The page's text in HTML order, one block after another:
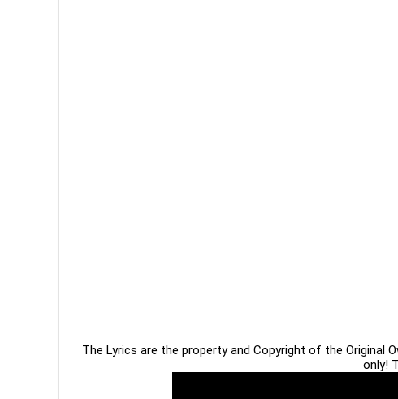
The Lyrics are the property and Copyright of the Original
only!